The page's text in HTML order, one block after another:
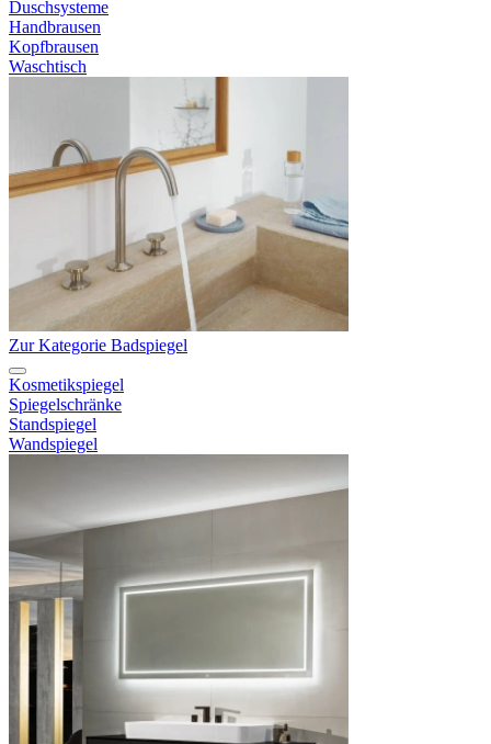
Duschsysteme
Handbrausen
Kopfbrausen
Waschtisch
Zur Kategorie Badspiegel
Kosmetikspiegel
Spiegelschränke
Standspiegel
Wandspiegel